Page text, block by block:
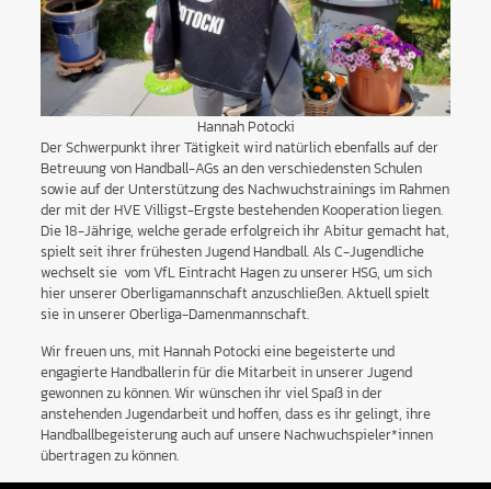
Hannah Potocki
Der Schwerpunkt ihrer Tätigkeit wird natürlich ebenfalls auf der
Betreuung von Handball-AGs an den verschiedensten Schulen
sowie auf der Unterstützung des Nachwuchstrainings im Rahmen
der mit der HVE Villigst-Ergste bestehenden Kooperation liegen.
Die 18-Jährige, welche gerade erfolgreich ihr Abitur gemacht hat,
spielt seit ihrer frühesten Jugend Handball. Als C-Jugendliche
wechselt sie vom VfL Eintracht Hagen zu unserer HSG, um sich
hier unserer Oberligamannschaft anzuschließen. Aktuell spielt
sie in unserer Oberliga-Damenmannschaft.
Wir freuen uns, mit Hannah Potocki eine begeisterte und
engagierte Handballerin für die Mitarbeit in unserer Jugend
gewonnen zu können. Wir wünschen ihr viel Spaß in der
anstehenden Jugendarbeit und hoffen, dass es ihr gelingt, ihre
Handballbegeisterung auch auf unsere Nachwuchspieler*innen
übertragen zu können.